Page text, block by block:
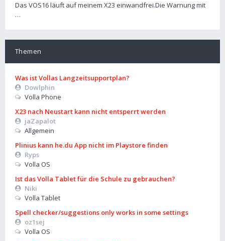
Das VOS16 läuft auf meinem X23 einwandfrei.Die Warnung mit
…
Themen
Was ist Vollas Langzeitsupportplan?
Dowlphin
Volla Phone
X23 nach Neustart kann nicht entsperrt werden
jaZapalot
Allgemein
Plinius kann he.du App nicht im Playstore finden
Ryps
Volla OS
Ist das Volla Tablet für die Schule zu gebrauchen?
Niki
Volla Tablet
Spell checker/suggestions only works in some settings
oz1sej
Volla OS